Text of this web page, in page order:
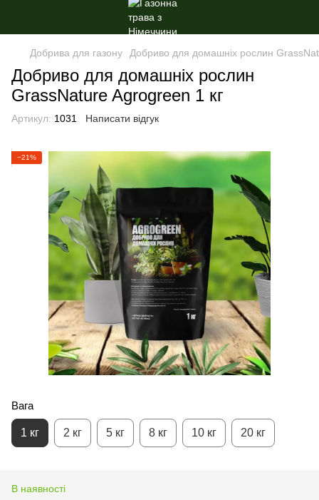
Добрива для газону Добриво для домашніх рослин
Добриво для домашніх рослин
GrassNature Agrogreen 1 кг
Артикул: 1031 Написати відгук
−21%
Вага
1 кг 2 кг 5 кг 8 кг 10 кг 20 кг
В наявності